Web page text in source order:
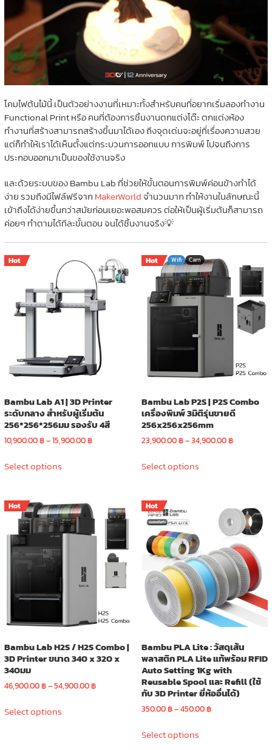
โคมไฟต้นไม้นี้ เป็นตัวอย่างงานที่เหมาะทั้งสำหรับคนที่อยากเริ่มลองทำงาน
Functional Print หรือ คนที่ต้องการชิ้นงานตกแต่งโต๊ะ ตกแต่งห้อง
ทำงานที่สร้างสามารถสร้างขึ้นมาได้เอง ถึงจุดเด่นจะอยู่ที่เรื่องความสวย
แต่ก็ทำให้เราได้เห็นตั้งแต่กระบวนการออกแบบ การพิมพ์ ไปจนถึงการ
ประกอบออกมาเป็นของใช้งานจริง
และด้วยระบบของBambu Lab ที่ช่วยให้ขั้นตอนการพิมพ์ค่อนข้างทำได้
ง่าย รวมถึงมีไฟล์ฟรีจาก MakerWorldจำนวนมาก ทำให้งานในลักษณะนี้
เข้าถึงได้ง่ายขึ้นกว่าสมัยก่อนเยอะพอสมควร ต่อให้เป็นผู้เริ่มต้นก็สามารถ
ค่อยๆ ทำตามได้ทีละขั้นตอน จนได้ชิ้นงานจริง💡
Hot
Bambu Lab A1 | 3D Printer
ระดับกลาง สำหรับผู้เริ่มต้น
256*256*256มม รองรับ 4สี
10,900.00฿–15,900.00฿Price
Select optionsproduct
variants.
The
options
chosen
on
product
page
Hot Wifi Cam
Bambu Lab P2S | P2S Combo
เครื่องพิมพ์ 3มิติรุ่นขายดี
256x256x256mm
23,900.00฿–34,900.00฿Price
Select optionsproduct
variants.
options
may
be
chosen
on
the
product
page
Hot
Bambu Lab H2S / H2S Combo |
3D Printer ขนาด 340 x 320 x
340มม
46,900.00฿–54,900.00฿Price
Select optionsproduct
Hot
Bambu PLA Lite : วัสดุเส้น
พลาสติก PLA Lite แท้พร้อม RFID
Auto Setting 1Kg with
Reusable Spool และ Refill (ใช้
กับ 3D Printer ยี่ห้ออื่นได้)
350.00฿–450.00฿Price
Select optionsproduct